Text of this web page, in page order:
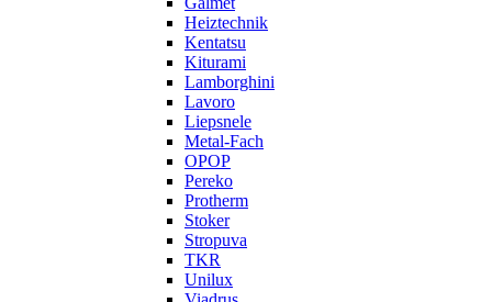
Heiztechnik
Kentatsu
Kiturami
Lamborghini
Lavoro
Liepsnele
Metal-Fach
OPOP
Pereko
Protherm
Stoker
Stropuva
TKR
Unilux